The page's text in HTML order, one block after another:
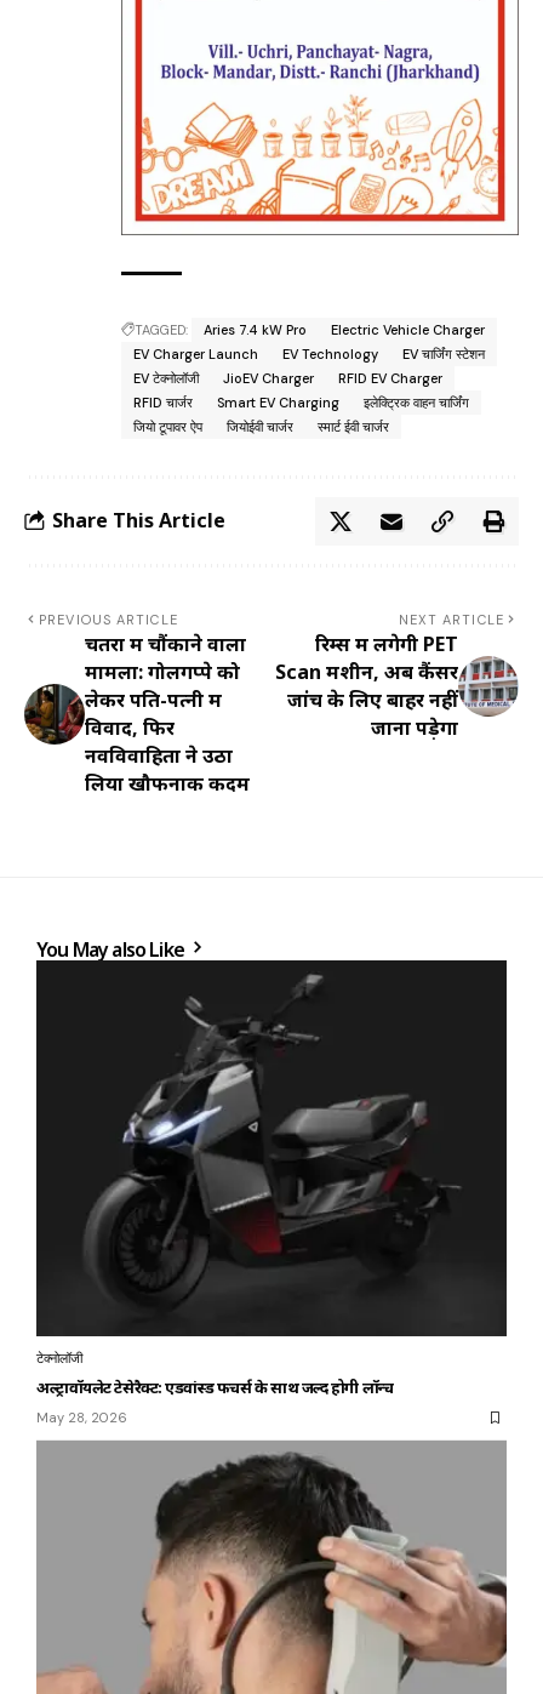
TAGGED: Aries 7.4 kW Pro
Electric Vehicle Charger
EV Charger Launch
EV Technology
EV चार्जिंग स्टेशन
EV टेक्नोलॉजी
JioEV Charger
RFID EV Charger
RFID चार्जर
Smart EV Charging
इलेक्ट्रिक वाहन चार्जिंग
जियो टूपावर ऐप
जियोईवी चार्जर स्मार्ट ईवी चार्जर
Share This Article
PREVIOUS ARTICLE
चतरा में चौंकाने वाला
मामला: गोलगप्पे को
लेकर पति-पत्नी में
विवाद, फिर
नवविवाहिता ने उठा
लिया खौफनाक कदम
NEXT ARTICLE
रिम्स में लगेगी PET
Scan मशीन, अब कैंसर
जांच के लिए बाहर नहीं
जाना पड़ेगा
You May also Like
टेक्नोलॉजी
अल्ट्रावॉयलेट टेसेरैक्ट: एडवांस्ड फीचर्स के साथ जल्द होगी लॉन्च
May 28, 2026